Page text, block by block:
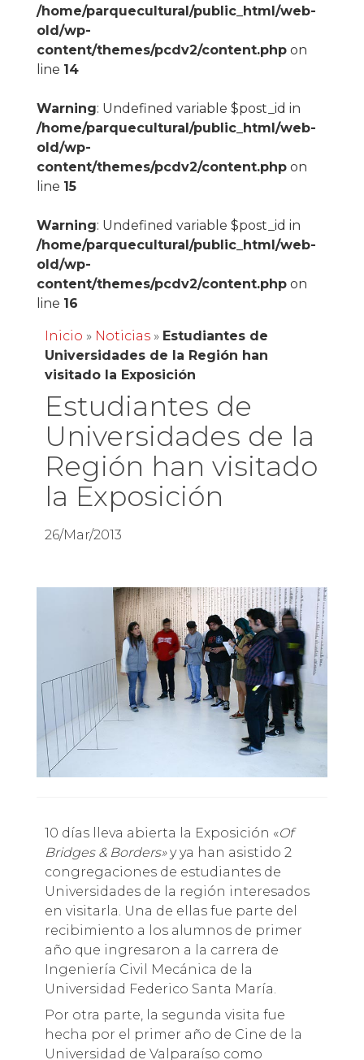
/home/parquecultural/public_html/web-
old/wp-
content/themes/pcdv2/content.phpon
line 14
Warning: Undefined variable $post_id in
/home/parquecultural/public_html/web-
old/wp-
content/themes/pcdv2/content.phpon
line 15
Warning: Undefined variable $post_id in
/home/parquecultural/public_html/web-
old/wp-
content/themes/pcdv2/content.phpon
line 16
Inicio » Noticias» Estudiantes de
Universidades de la Región han
visitado la Exposición
Estudiantes de
Universidades de la
Región han visitado
la Exposición
26/Mar/2013
10 días lleva abierta la Exposición «Of
Bridges & Borders»y ya han asistido 2
congregaciones de estudiantes de
Universidades de la región interesados
en visitarla. Una de ellas fue parte del
recibimiento a los alumnos de primer
año que ingresaron a la carrera de
Ingeniería Civil Mecánica de la
Universidad Federico Santa María.
Por otra parte, la segunda visita fue
hecha por el primer año de Cine de la
Universidad de Valparaíso como